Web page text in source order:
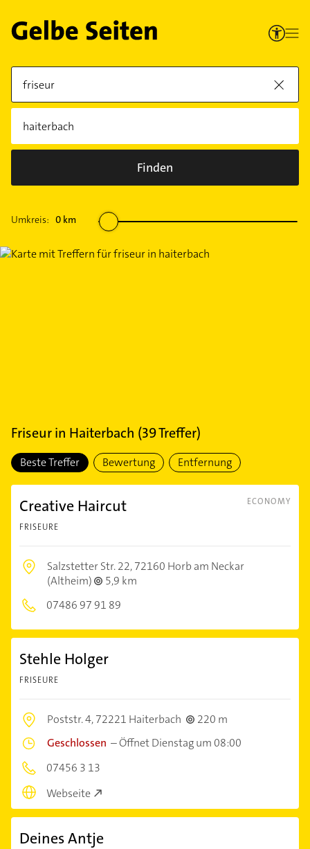
Finden
Umkreis: 0 km
Friseurin Haiterbach (39Treffer)
Beste Treffer Bewertung Entfernung
ECONOMY
Creative Haircut
FRISEURE
Salzstetter Str. 22,72160 Horb am Neckar
(Altheim)
5,9 km
07486 97 91 89
Stehle Holger
FRISEURE
Poststr. 4,72221 Haiterbach
220 m
Geschlossen –Öffnet Dienstag um 08:00
07456 3 13
Webseite
Deines Antje